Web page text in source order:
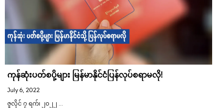
ကုန်ဆုံးပတ်စပို့များ မြန်မာနိုင်ငံပြန်လုပ်စရာမလို!
July 6, 2022
ဇူလိုင် ၇ ရက်၊ ၂၀၂၂ …